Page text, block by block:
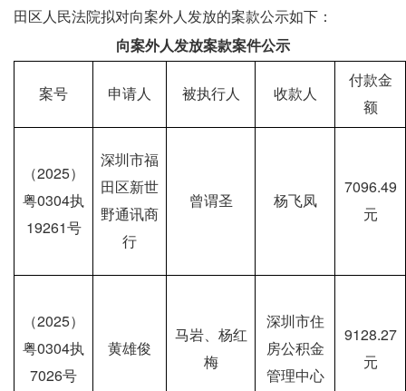
田区人民法院拟对向案外人发放的案款公示如下：
向案外人发放案款案件公示
案号 申请人 被执行人 收款人
付款金
额
（2025）
粤0304执
19261号
深圳市福
田区新世
野通讯商
行
曾谓圣 杨飞凤
7096.49
元
（2025）
粤0304执
7026号
黄雄俊
马岩、杨红
梅
深圳市住
房公积金
管理中心
9128.27
元